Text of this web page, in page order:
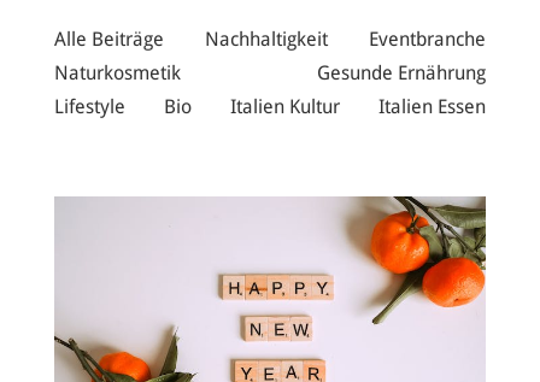
Alle Beiträge Nachhaltigkeit
Eventbranche
Naturkosmetik
Gesunde Ernährung
Lifestyle
Bio Italien Kultur Italien Essen